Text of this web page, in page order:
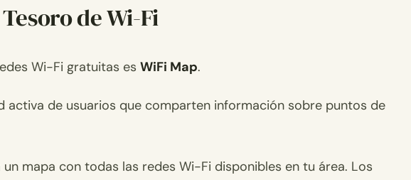
de Wi-Fi
Wi-Fi gratuitas es WiFi Map.
activa de usuarios que comparten información sobre puntos de
mapa con todas las redes Wi-Fi disponibles en tu área. Los